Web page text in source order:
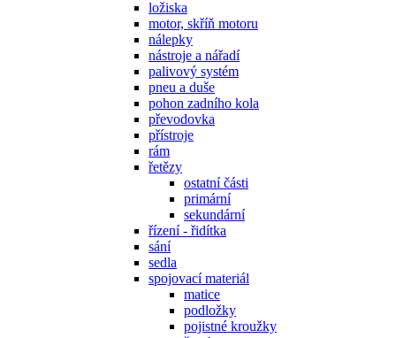
ložiska
motor, skříň motoru
nálepky
nástroje a nářadí
palivový systém
pneu a duše
pohon zadního kola
převodovka
přístroje
rám
řetězy
ostatní části
primární
sekundární
řízení - řidítka
sání
sedla
spojovací materiál
matice
podložky
pojistné kroužky